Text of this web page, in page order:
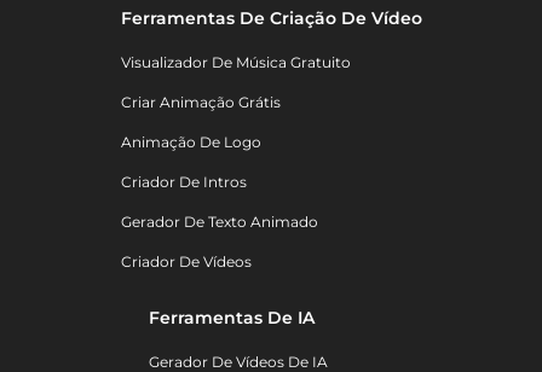
Ferramentas De Criação De Vídeo
Visualizador De Música Gratuito
Criar Animação Grátis
Animação De Logo
Criador De Intros
Gerador De Texto Animado
Criador De Vídeos
Ferramentas De IA
Gerador De Vídeos De IA